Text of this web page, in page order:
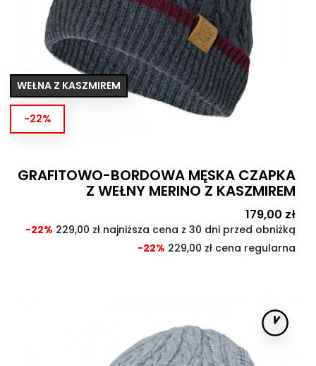
WEŁNA Z KASZMIREM
-22%
GRAFITOWO-BORDOWA MĘSKA CZAPKA
Z WEŁNY MERINO Z KASZMIREM
Cena
179,00 zł
-22% 229,00 zł najniższa cena z 30 dni przed obniżką
-22% 229,00 zł cena regularna